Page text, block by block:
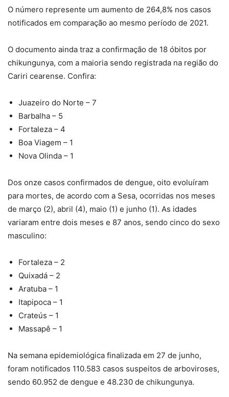
O número represente um aumento de 264,8% nos casos
notificados em comparação ao mesmo período de 2021.
O documento ainda traz a confirmação de 18 óbitos por
chikungunya, com a maioria sendo registrada na região do
Cariri cearense. Confira:
Juazeiro do Norte – 7
Barbalha – 5
Fortaleza – 4
Boa Viagem – 1
Nova Olinda – 1
Dos onze casos confirmados de dengue, oito evoluíram
para mortes, de acordo com a Sesa, ocorridas nos meses
de março (2), abril (4), maio (1) e junho (1). As idades
variaram entre dois meses e 87 anos, sendo cinco do sexo
masculino:
Fortaleza – 2
Quixadá – 2
Aratuba – 1
Itapipoca – 1
Crateús – 1
Massapê – 1
Na semana epidemiológica finalizada em 27 de junho,
foram notificados 110.583 casos suspeitos de arboviroses,
sendo 60.952 de dengue e 48.230 de chikungunya.